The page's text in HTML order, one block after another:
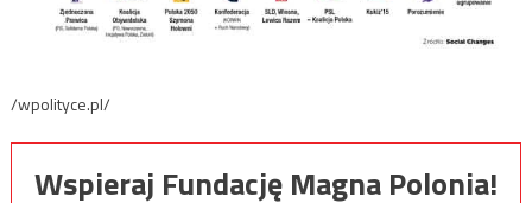
/wpolityce.pl/
Wspieraj Fundację Magna Polonia!